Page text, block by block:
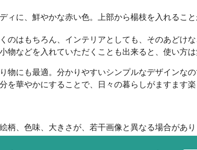
ィに、鮮やかな赤い色。上部から楊枝を入れること
のはもちろん、インテリアとしても、そのあどけ
物などを入れていただくことも出来ると、使い方は
物にも最適。分かりやすいシンプルなデザインな
を華やかにすることで、日々の暮らしがますます楽
柄、色味、大きさが、若干画像と異なる場合があり